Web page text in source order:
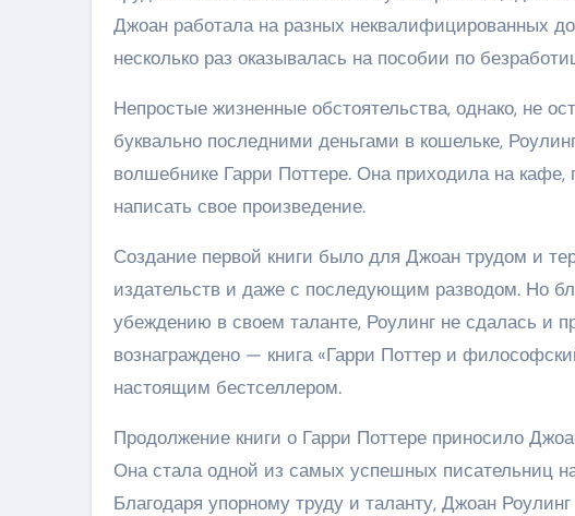
Джоан работала на разных неквалифицированных
несколько раз оказывалась на пособии по
Непростые жизненные обстоятельства, однако, не
буквально последними деньгами в кошельке,
волшебнике Гарри Поттере. Она приходила на кафе,
написать свое произведение.
Создание первой книги было для Джоан трудом и
издательств и даже с последующим разводом. Но
убеждению в своем таланте, Роулинг не сдалась и
вознаграждено — книга «Гарри Поттер и
настоящим бестселлером.
Продолжение книги о Гарри Поттере приносило
Она стала одной из самых успешных писательниц
Благодаря упорному труду и таланту, Джоан